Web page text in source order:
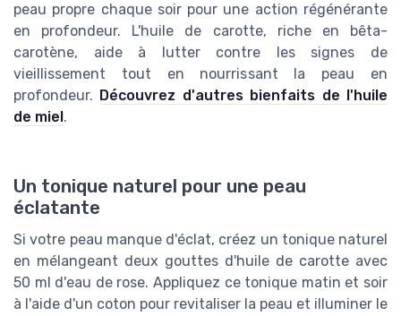
peau propre chaque soir pour une action régénérante
en profondeur. L'huile de carotte, riche en bêta-
carotène, aide à lutter contre les signes de
vieillissement tout en nourrissant la peau en
profondeur. Découvrez d'autres bienfaits de l'huile
de miel .
Un tonique naturel pour une peau
éclatante
Si votre peau manque d'éclat, créez un tonique naturel
en mélangeant deux gouttes d'huile de carotte avec
50 ml d'eau de rose. Appliquez ce tonique matin et soir
à l'aide d'un coton pour revitaliser la peau et illuminer le